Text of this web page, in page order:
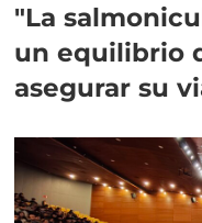
"La
un equilibrio
asegurar su